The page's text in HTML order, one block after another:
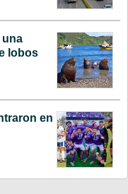
una
lobos
en